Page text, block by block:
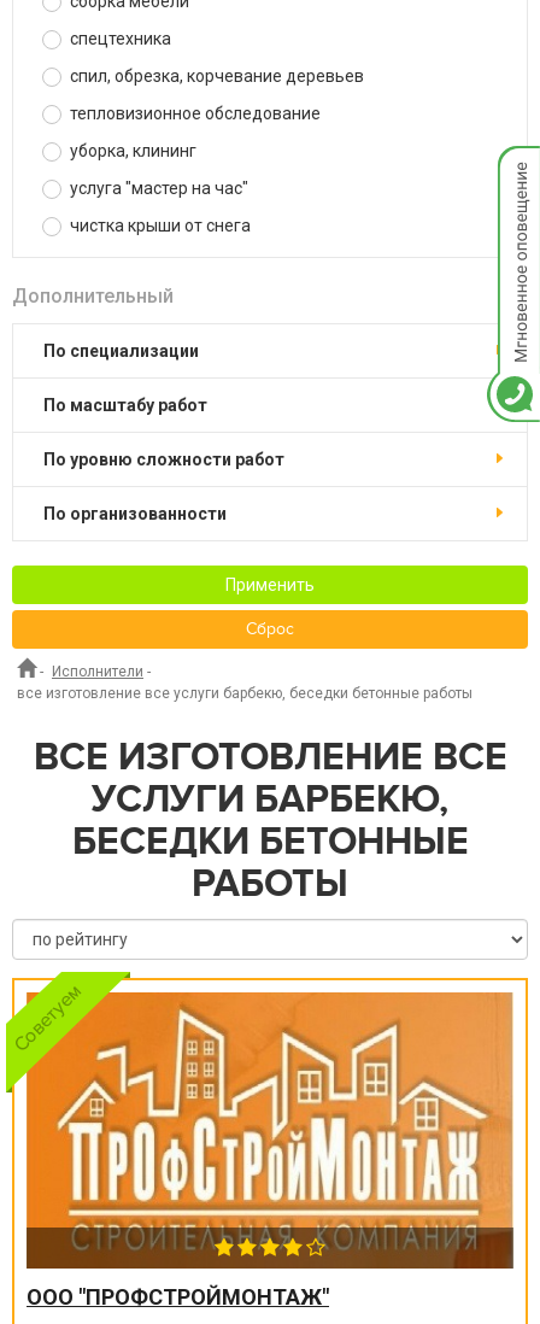
спецтехника
спил, обрезка, корчевание деревьев
тепловизионное обследование
уборка, клининг
услуга "мастер на час"
чистка крыши от снега
Дополнительный
по специализации
по масштабу работ
по уровню сложности работ
по организованности
Применить
Сброс
- Исполнители -
все изготовление все услуги барбекю, беседки бетонные работы
ВСЕ ИЗГОТОВЛЕНИЕ ВСЕ
УСЛУГИ БАРБЕКЮ,
БЕСЕДКИ БЕТОННЫЕ
РАБОТЫ
ООО "ПРОФСТРОЙМОНТАЖ"